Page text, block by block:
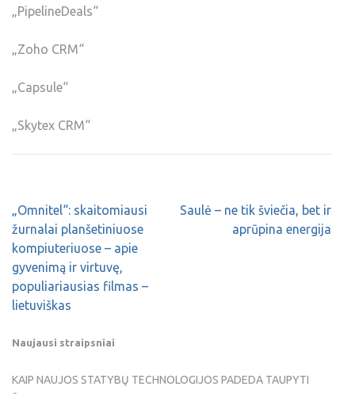
„PipelineDeals“
„Zoho CRM“
„Capsule“
„Skytex CRM“
„Omnitel“: skaitomiausi
žurnalai planšetiniuose
kompiuteriuose – apie
gyvenimą ir virtuvę,
populiariausias filmas –
lietuviškas
Saulė – ne tik šviečia, bet ir
aprūpina energija
Naujausi straipsniai
KAIP NAUJOS STATYBŲ TECHNOLOGIJOS PADEDA TAUPYTI